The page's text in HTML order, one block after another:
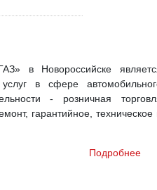
в Новороссийске
в сфере
- розничная
гарантийное, техническое
Подробнее